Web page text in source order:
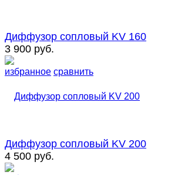
избранное сравнить
Диффузор сопловый KV 160
3 900 руб.
Диффузор сопловый KV 200
4 500 руб.